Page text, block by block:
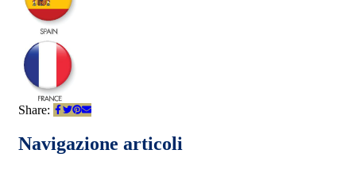
Share:
Navigazione articoli